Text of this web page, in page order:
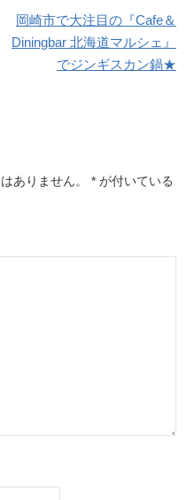
岡崎市で大注目の『Cafe＆
Diningbar 北海道マルシェ』
でジンギスカン鍋★
ありません。 * が付いている